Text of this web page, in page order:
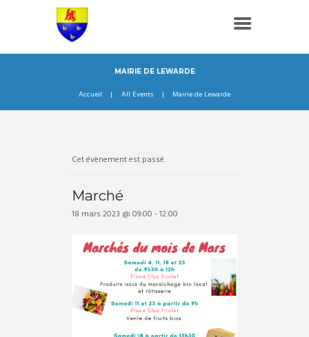
MAIRIE DE LEWARDE
Accueil All Events Mairie de Lewarde
Cet évènement est passé.
Marché
18 mars 2023 @ 09:00 -12:00